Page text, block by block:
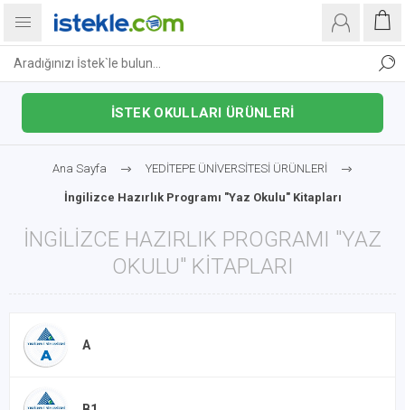
İSTEK OKULLARI ÜRÜNLERİ
Ana Sayfa YEDİTEPE ÜNİVERSİTESİ ÜRÜNLERİ
İngilizce Hazırlık Programı "Yaz Okulu" Kitapları
İNGILIZCE HAZIRLIK PROGRAMI "YAZ
OKULU" KITAPLARI
A